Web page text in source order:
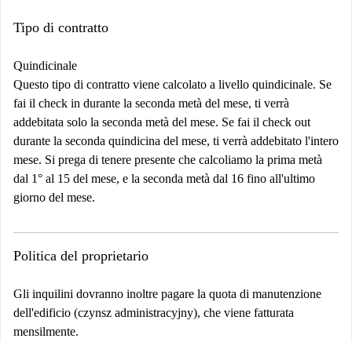
Tipo di contratto
Quindicinale
Questo tipo di contratto viene calcolato a livello quindicinale. Se
fai il check in durante la seconda metà del mese, ti verrà
addebitata solo la seconda metà del mese. Se fai il check out
durante la seconda quindicina del mese, ti verrà addebitato l'intero
mese. Si prega di tenere presente che calcoliamo la prima metà
dal 1° al 15 del mese, e la seconda metà dal 16 fino all'ultimo
giorno del mese.
Politica del proprietario
Gli inquilini dovranno inoltre pagare la quota di manutenzione
dell'edificio (czynsz administracyjny), che viene fatturata
mensilmente.